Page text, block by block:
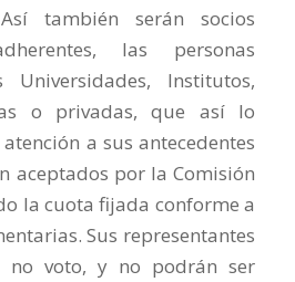
también serán socios
las personas
Institutos,
o privadas, que así lo
a sus antecedentes
aceptados por la Comisión
la cuota fijada conforme a
Sus representantes
no voto, y no podrán ser